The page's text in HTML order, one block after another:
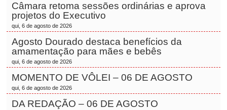
Câmara retoma sessões ordinárias e aprova
projetos do Executivo
qui, 6 de agosto de 2026
Agosto Dourado destaca benefícios da
amamentação para mães e bebês
qui, 6 de agosto de 2026
MOMENTO DE VÔLEI – 06 DE AGOSTO
qui, 6 de agosto de 2026
DA REDAÇÃO – 06 DE AGOSTO